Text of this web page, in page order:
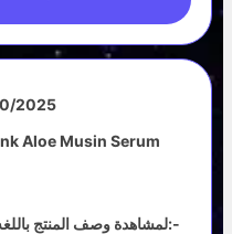
2025
Aloe Musin Serum
لمشاهدة وصف المنتج باللغه العربية يرجى الضغط على الفيديو:-